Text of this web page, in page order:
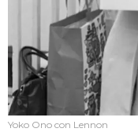
Yoko Ono con Lennon